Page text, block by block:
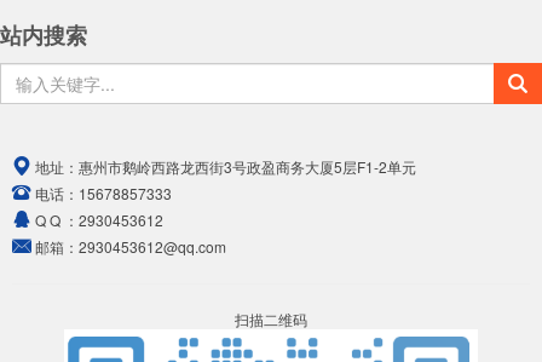
站内搜索
地址： 惠州市鹅岭西路龙西街3号政盈商务大厦5层F1-2单元
电话： 15678857333
Q Q ： 2930453612
邮箱： 2930453612@qq.com
扫描二维码